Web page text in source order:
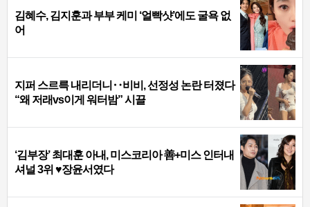
김혜수, 김지훈과 부부 케미 ‘얼빡샷’에도 굴욕 없
어
지퍼 스르륵 내리더니‥비비, 선정성 논란 터졌다
“왜 저래vs이게 워터밤” 시끌
‘김부장’ 최대훈 아내, 미스코리아 善+미스 인터내
셔널 3위 ♥장윤서였다